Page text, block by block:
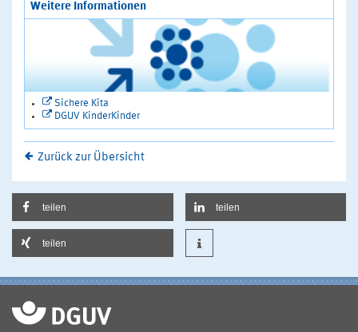
Weitere Informationen
Sichere Kita
DGUV KinderKinder
Zurück zur Übersicht
teilen teilen
teilen